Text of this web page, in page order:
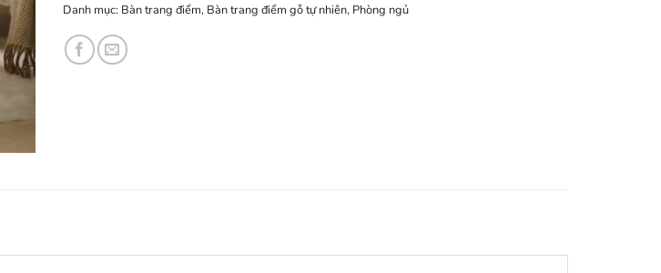
Danh mục: Bàn trang điểm, Bàn trang điểm gỗ tự nhiên, Phòng ngủ